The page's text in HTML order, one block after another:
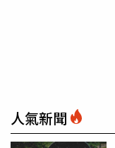
人氣新聞